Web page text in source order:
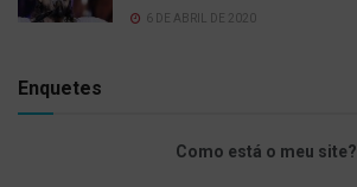
6 DE ABRIL DE 2020
Enquetes
Como está o meu site?